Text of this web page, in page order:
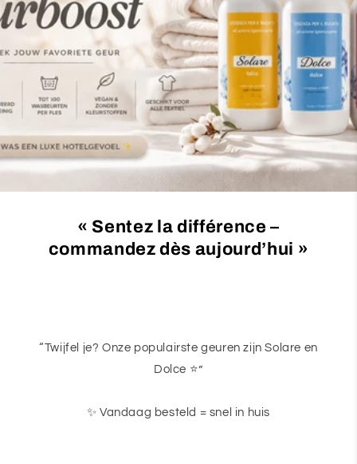
c
t
o
n
:
« Sentez la différence –
commandez dès aujourd’hui »
“Twijfel je? Onze populairste geuren zijn Solare en
Dolce ⭐”
✨ Vandaag besteld = snel in huis